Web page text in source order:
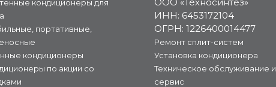
кондиционеры для
портативные,
кондиционеры
по акции со
ИНН: 6453172104
ОГРН: 1226400014477
Ремонт сплит-систем
Установка кондиционера
Техническое обслуживание и
сервис